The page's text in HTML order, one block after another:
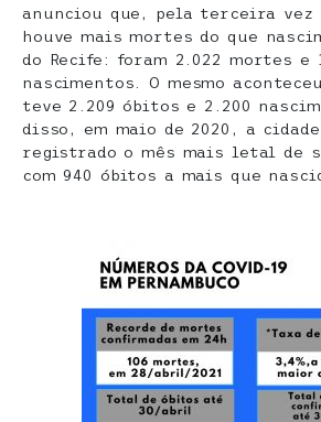
anunciou que, pela terceira
houve mais mortes do que
do Recife: foram 2.022 mortes e
nascimentos. O mesmo
teve 2.209 óbitos e 2.200
disso, em maio de 2020, a
registrado o mês mais letal de
com 940 óbitos a mais que